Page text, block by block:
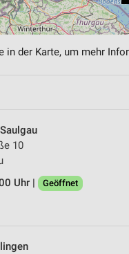
in der Karte, um mehr
10
Uhr |
Geöffnet